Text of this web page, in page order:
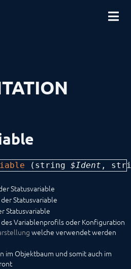
( string $Ident ,
Statusvariable
Statusvariable
Statusvariable
des Variablenprofils oder Konfiguration
welche verwendet werden
im Objektbaum und somit auch im